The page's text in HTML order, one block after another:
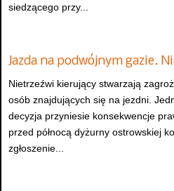
siedzącego przy...
Jazda na podwójnym gazie.
Nietrzeźwi kierujący stwarzają
osób znajdujących się na jezdni.
decyzja przyniesie konsekwencje
przed północą dyżurny ostrowskiej
zgłoszenie...